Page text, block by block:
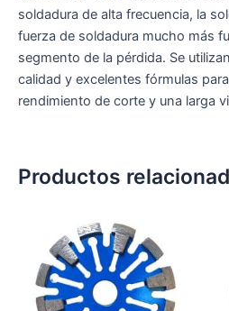
soldadura de alta frecuencia, la
fuerza de soldadura mucho más
segmento de la pérdida. Se
calidad y excelentes fórmulas
rendimiento de corte y una larga
Productos